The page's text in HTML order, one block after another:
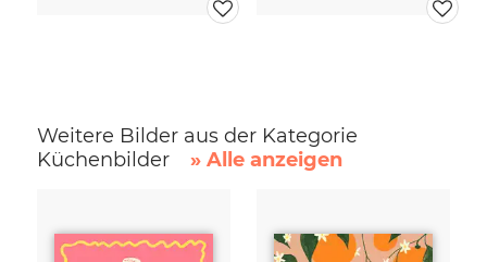
Weitere Bilder aus der Kategorie
Küchenbilder
» Alle anzeigen